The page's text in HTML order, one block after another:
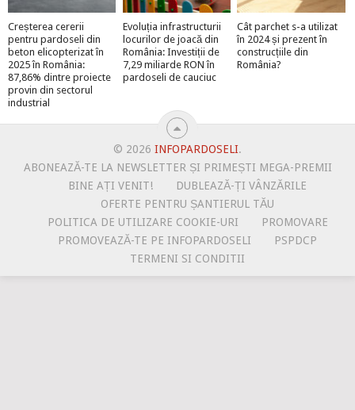
Creșterea cererii
pentru pardoseli din
beton elicopterizat în
2025 în România:
87,86% dintre proiecte
provin din sectorul
industrial
Evoluția infrastructurii
locurilor de joacă din
România: Investiții de
7,29 miliarde RON în
pardoseli de cauciuc
Cât parchet s-a utilizat
în 2024 și prezent în
construcțiile din
România?
© 2026 INFOPARDOSELI.
ABONEAZĂ-TE LA NEWSLETTER ȘI PRIMEȘTI MEGA-PREMII
BINE AȚI VENIT!
DUBLEAZĂ-ȚI VÂNZĂRILE
OFERTE PENTRU ȘANTIERUL TĂU
POLITICA DE UTILIZARE COOKIE-URI
PROMOVARE
PROMOVEAZĂ-TE PE INFOPARDOSELI
PSPDCP
TERMENI SI CONDITII